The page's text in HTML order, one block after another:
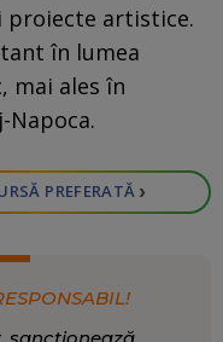
proiecte artistice.
în lumea
mai ales în
PREFERATĂ ›